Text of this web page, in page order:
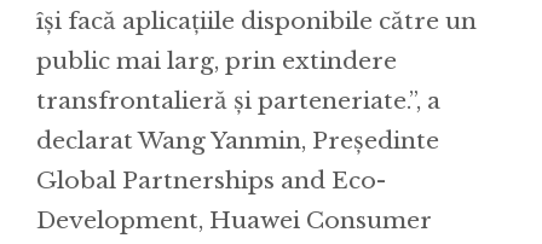
își facă aplicațiile disponibile către un
public mai larg, prin extindere
transfrontalieră și parteneriate.”, a
declarat Wang Yanmin, Președinte
Global Partnerships and Eco-
Development, Huawei Consumer